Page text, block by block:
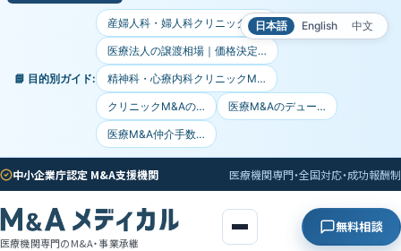
日本語 English 中文
📘 目的別ガイド:
産婦人科・婦人科クリニックM…
医療法人の譲渡相場｜価格決定…
精神科・心療内科クリニックM…
クリニックM&Aの… 医療M&Aのデュー…
医療M&A仲介手数…
中小企業庁認定 M&A支援機関 医療機関専門・全国対応・成功報酬制
医療機関専門のM&A・事業承継
無料相談